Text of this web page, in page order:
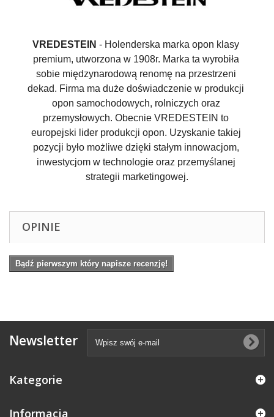
VREDESTEIN - Holenderska marka opon klasy
premium, utworzona w 1908r. Marka ta wyrobiła
sobie międzynarodową renomę na przestrzeni
dekad. Firma ma duże doświadczenie w produkcji
opon samochodowych, rolniczych oraz
przemysłowych. Obecnie VREDESTEIN to
europejski lider produkcji opon. Uzyskanie takiej
pozycji było możliwe dzięki stałym innowacjom,
inwestycjom w technologie oraz przemyślanej
strategii marketingowej.
OPINIE
Bądź pierwszym który napisze recenzję!
Newsletter
Kategorie
Informacja